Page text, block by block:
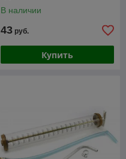
В наличии
43 руб.
Купить